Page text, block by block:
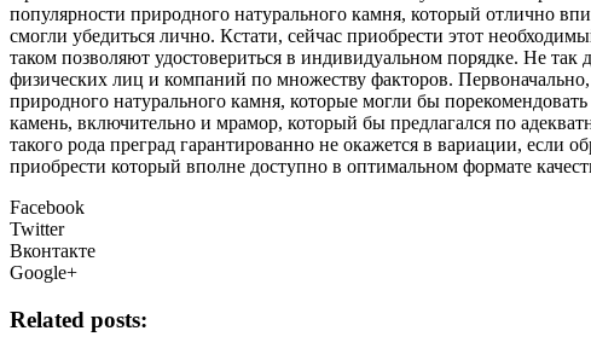
популярности природного натурального камня, который отлично
смогли убедиться лично. Кстати, сейчас приобрести этот
таком позволяют удостовериться в индивидуальном порядке. Не
физических лиц и компаний по множеству факторов.
природного натурального камня, которые могли бы
камень, включительно и мрамор, который бы предлагался по
такого рода преград гарантированно не окажется в вариации,
приобрести который вполне доступно в оптимальном формате
Facebook
Twitter
Вконтакте
Google+
Related posts: